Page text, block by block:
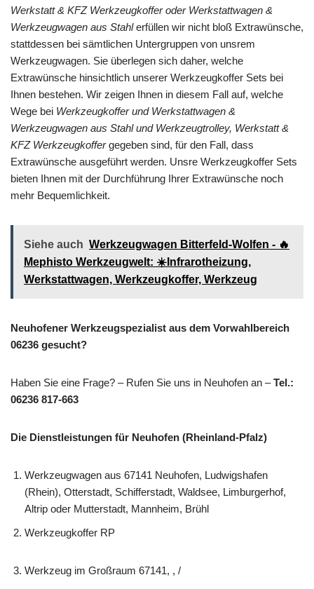
Werkstatt & KFZ Werkzeugkoffer oder Werkstattwagen &
Werkzeugwagen aus Stahlerfüllen wir nicht bloß Extrawünsche,
stattdessen bei sämtlichen Untergruppen von unsrem
Werkzeugwagen. Sie überlegen sich daher, welche
Extrawünsche hinsichtlich unserer Werkzeugkoffer Sets bei
Ihnen bestehen. Wir zeigen Ihnen in diesem Fall auf, welche
Wege bei Werkzeugkoffer und Werkstattwagen &
Werkzeugwagen aus Stahl und Werkzeugtrolley, Werkstatt &
KFZ Werkzeugkoffergegeben sind, für den Fall, dass
Extrawünsche ausgeführt werden. Unsre Werkzeugkoffer Sets
bieten Ihnen mit der Durchführung Ihrer Extrawünsche noch
mehr Bequemlichkeit.
Siehe auch Werkzeugwagen Bitterfeld-Wolfen - 🔥
Mephisto Werkzeugwelt: ☀️Infrarotheizung,
Werkstattwagen, Werkzeugkoffer, Werkzeug
Neuhofener Werkzeugspezialist aus dem Vorwahlbereich
06236 gesucht?
Haben Sie eine Frage? – Rufen Sie uns in Neuhofen an –Tel.:
06236 817-663
Die Dienstleistungen für Neuhofen (Rheinland-Pfalz)
Werkzeugwagen aus 67141 Neuhofen, Ludwigshafen
(Rhein), Otterstadt, Schifferstadt, Waldsee, Limburgerhof,
Altrip oder Mutterstadt, Mannheim, Brühl
Werkzeugkoffer RP
Werkzeug im Großraum 67141, , /